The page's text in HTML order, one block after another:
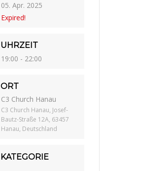
05. Apr. 2025
Expired!
UHRZEIT
19:00 - 22:00
ORT
C3 Church Hanau
C3 Church Hanau, Josef-
Bautz-Straße 12A, 63457
Hanau, Deutschland
KATEGORIE